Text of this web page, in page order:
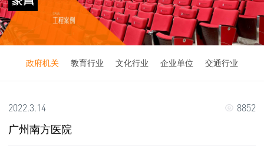
政府机关 教育行业 文化行业 企业单位 交通行业
2022.3.14 8852
广州南方医院